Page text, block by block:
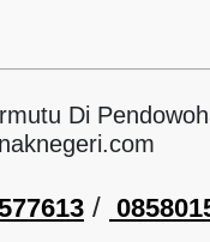
Di
/